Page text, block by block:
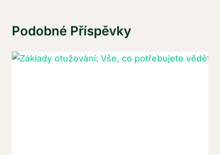
Podobné Příspěvky